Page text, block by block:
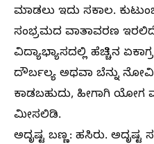
ಮಾಡಲು ಇದು ಸಕಾಲ.
ಸಂಭ್ರಮದ ವಾತಾವರಣ
ವಿದ್ಯಾಭ್ಯಾಸದಲ್ಲಿ ಹೆಚ್ಚಿನ
ದೌರ್ಬಲ್ಯ ಅಥವಾ ಬೆನ್ನು
ಕಾಡಬಹುದು, ಹೀಗಾಗಿ ಯೋಗ
ಮೀಸಲಿಡಿ.
ಅದೃಷ್ಟ ಬಣ್ಣ: ಹಸಿರು. ಅದೃಷ್ಟ